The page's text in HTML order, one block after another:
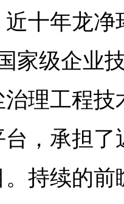
十年龙
家级企业
理工程技
，承担了
持续的